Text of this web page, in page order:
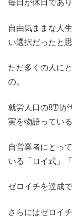
毎日が休日であ
自由気ままな人
い選択だったと
ただ多くの人に
の。
就労人口の8割
実を物語っている
自営業者にとっ
いる「ロイ式」
ゼロイチを達成
さらにはゼロイ